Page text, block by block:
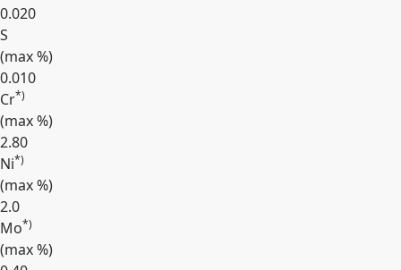
0.020
S
(max%)
0.010
Cr*)
(max%)
2.80
Ni*)
(max%)
2.0
Mo*)
(max%)